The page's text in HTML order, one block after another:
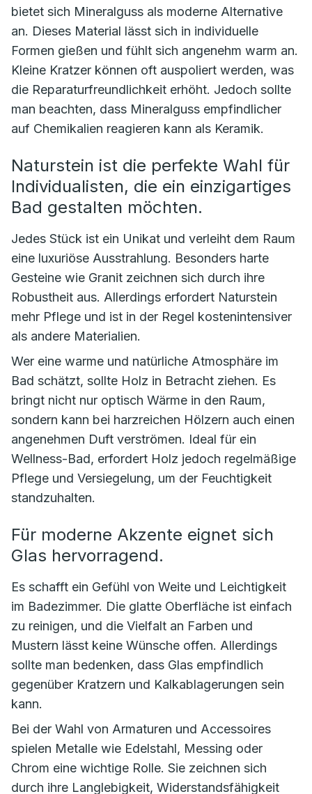
bietet sich Mineralguss als moderne Alternative
an. Dieses Material lässt sich in individuelle
Formen gießen und fühlt sich angenehm warm an.
Kleine Kratzer können oft auspoliert werden, was
die Reparaturfreundlichkeit erhöht. Jedoch sollte
man beachten, dass Mineralguss empfindlicher
auf Chemikalien reagieren kann als Keramik.
Naturstein ist die perfekte Wahl für
Individualisten, die ein einzigartiges
Bad gestalten möchten.
Jedes Stück ist ein Unikat und verleiht dem Raum
eine luxuriöse Ausstrahlung. Besonders harte
Gesteine wie Granit zeichnen sich durch ihre
Robustheit aus. Allerdings erfordert Naturstein
mehr Pflege und ist in der Regel kostenintensiver
als andere Materialien.
Wer eine warme und natürliche Atmosphäre im
Bad schätzt, sollte Holz in Betracht ziehen. Es
bringt nicht nur optisch Wärme in den Raum,
sondern kann bei harzreichen Hölzern auch einen
angenehmen Duft verströmen. Ideal für ein
Wellness-Bad, erfordert Holz jedoch regelmäßige
Pflege und Versiegelung, um der Feuchtigkeit
standzuhalten.
Für moderne Akzente eignet sich
Glas hervorragend.
Es schafft ein Gefühl von Weite und Leichtigkeit
im Badezimmer. Die glatte Oberfläche ist einfach
zu reinigen, und die Vielfalt an Farben und
Mustern lässt keine Wünsche offen. Allerdings
sollte man bedenken, dass Glas empfindlich
gegenüber Kratzern und Kalkablagerungen sein
kann.
Bei der Wahl von Armaturen und Accessoires
spielen Metalle wie Edelstahl, Messing oder
Chrom eine wichtige Rolle. Sie zeichnen sich
durch ihre Langlebigkeit, Widerstandsfähigkeit